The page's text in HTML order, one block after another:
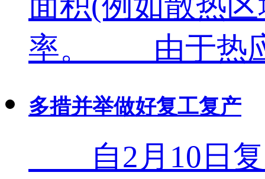
率。 由于热
多措并举做好复工复产
自2月10日复